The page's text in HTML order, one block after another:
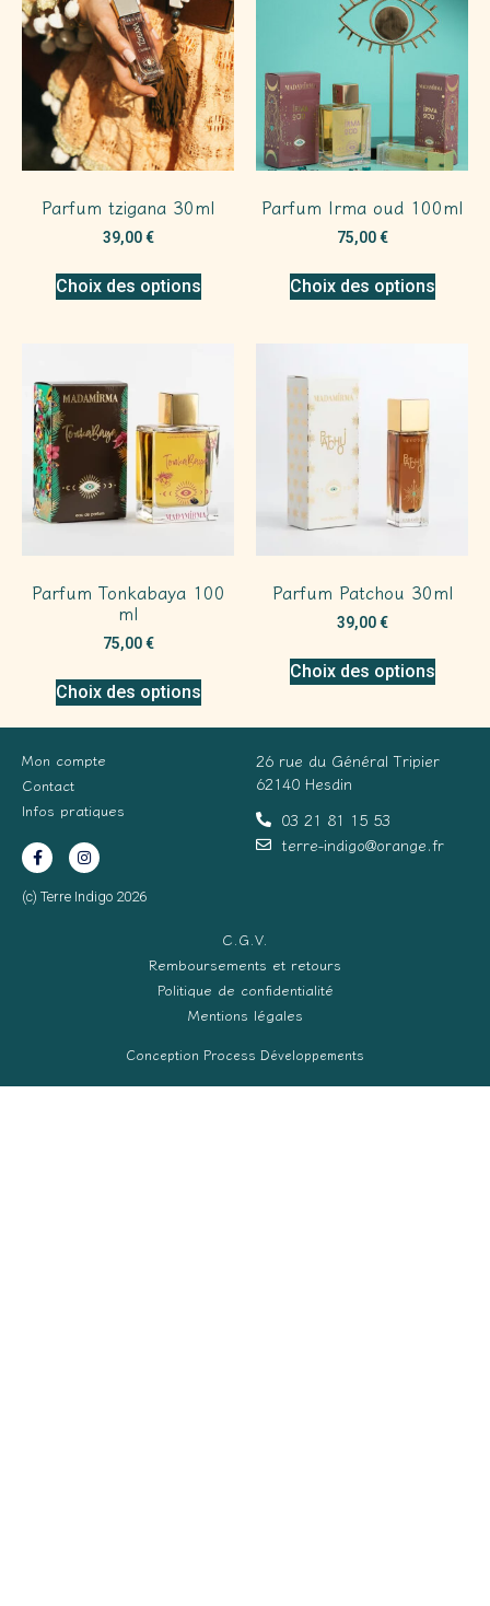
Parfum tzigana 30ml
39,00€
Choix des options
Parfum Irma oud 100ml
75,00€
Choix des options
Parfum Tonkabaya 100
ml
75,00€
Choix des options
Parfum Patchou 30ml
39,00€
Choix des options
Mon compte
Contact
Infos pratiques
(c) Terre Indigo 2026
26 rue du Général Tripier
62140 Hesdin
03 21 81 15 53
terre-indigo@orange.fr
C.G.V.
Remboursements et retours
Politique de confidentialité
Mentions légales
Conception Process Développements